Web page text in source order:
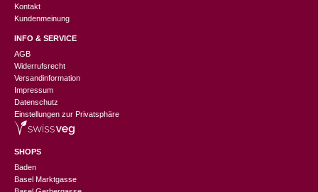
Kontakt
Kundenmeinung
INFO & SERVICE
AGB
Widerrufsrecht
Versandinformation
Impressum
Datenschutz
Einstellungen zur Privatsphäre
SHOPS
Baden
Basel Marktgasse